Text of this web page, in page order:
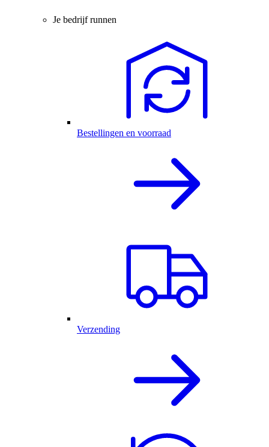
Je bedrijf runnen
Bestellingen en voorraad
Verzending